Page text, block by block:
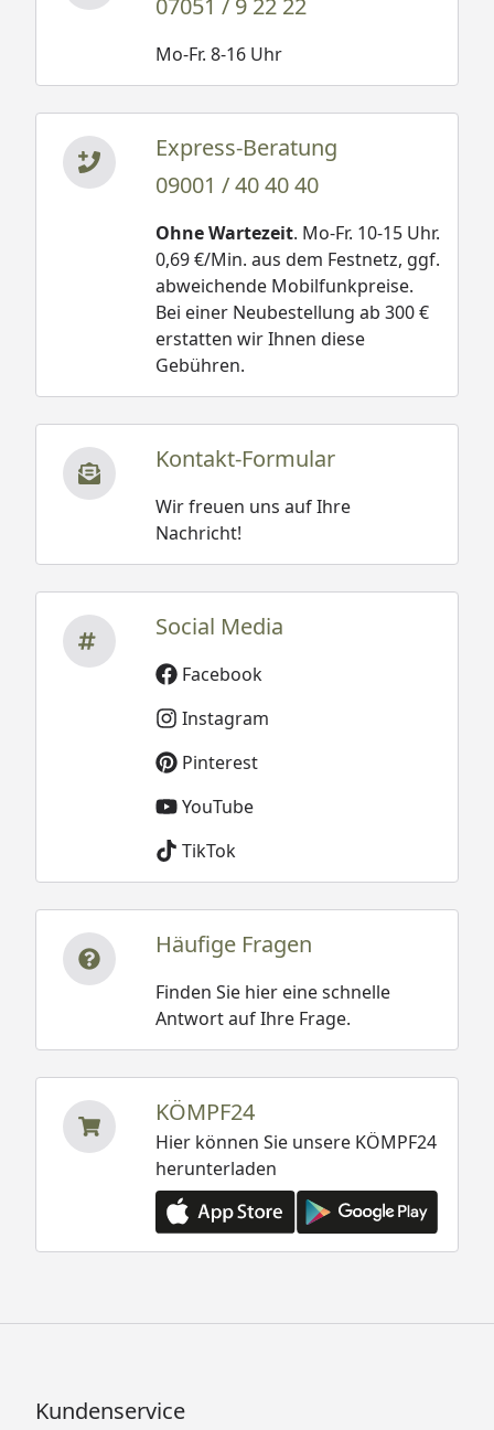
Mo-Fr. 8-16 Uhr
Express-Beratung
09001 / 40 40 40
Ohne Wartezeit. Mo-Fr. 10-15 Uhr.
0,69 €/Min. aus dem Festnetz, ggf.
abweichende Mobilfunkpreise.
Bei einer Neubestellung ab 300 €
erstatten wir Ihnen diese
Gebühren.
Kontakt-Formular
Wir freuen uns auf Ihre
Nachricht!
Social Media
Facebook
Instagram
Pinterest
YouTube
TikTok
Häufige Fragen
Finden Sie hier eine schnelle
Antwort auf Ihre Frage.
KÖMPF24
Hier können Sie unsere KÖMPF24
herunterladen
Kundenservice